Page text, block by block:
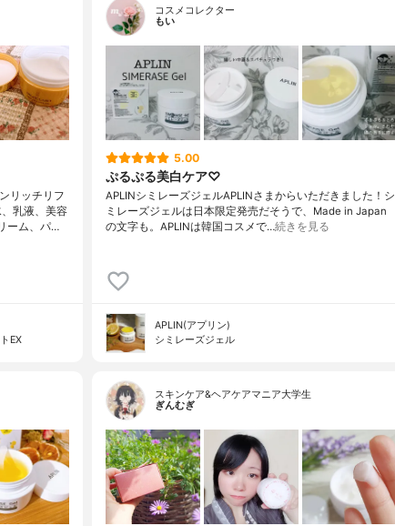
リッチリフ
乳液、美容
ーム、パ…
EX
コスメコレクター
もい
5.00
ぷるぷる美白ケア♡
APLINシミレーズジェルAPLINさまからいただきました！シ
ミレーズジェルは日本限定発売だそうで、Made in Japan
の文字も。APLINは韓国コスメで…続きを見る
APLIN(アプリン)
シミレーズジェル
スキンケア&ヘアケアマニア大学生
ぎんむぎ